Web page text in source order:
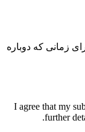
زمانی که دوباره
I agree that my
further
.